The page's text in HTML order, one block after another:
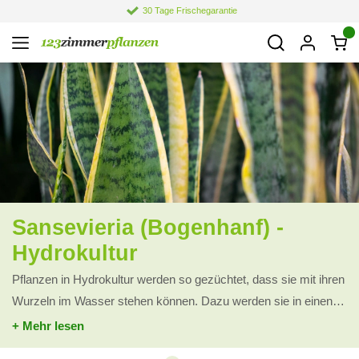
30 Tage Frischegarantie
Sansevieria (Bogenhanf) -
Hydrokultur
Pflanzen in Hydrokultur werden so gezüchtet, dass sie mit ihren
Wurzeln im Wasser stehen können. Dazu werden sie in einen
Behälter mit Hydrokörnern gepflanzt. Die Hydrokörner sorgen
+ Mehr lesen